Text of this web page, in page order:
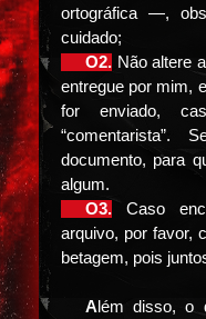
ortográfica —,
cuidado;
⠀⠀O2. Não altere
entregue por mim,
for enviado,
“comentarista”.
documento, para
algum.
⠀⠀O3. Caso
arquivo, por favor,
betagem, pois
A lém disso, o